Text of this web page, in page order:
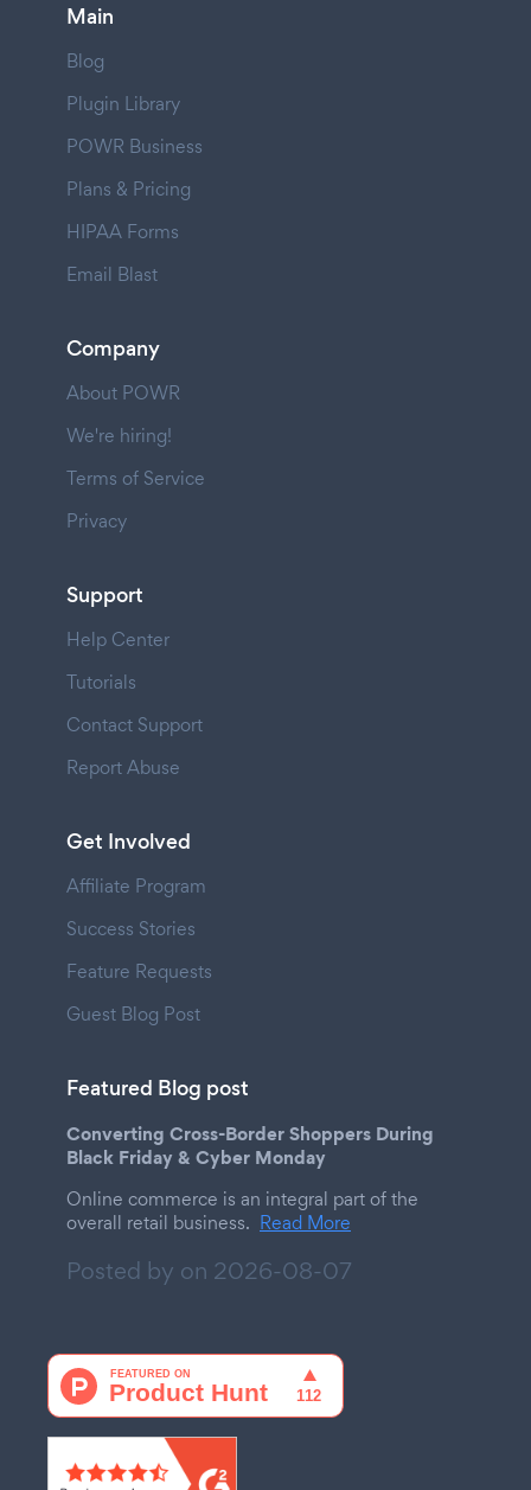
Main
Blog
Plugin Library
POWR Business
Plans & Pricing
HIPAA Forms
Email Blast
Company
About POWR
We're hiring!
Terms of Service
Privacy
Support
Help Center
Tutorials
Contact Support
Report Abuse
Get Involved
Affiliate Program
Success Stories
Feature Requests
Guest Blog Post
Featured Blog post
Converting Cross-Border Shoppers During
Black Friday & Cyber Monday
Online commerce is an integral part of the
overall retail business. Read More
Posted by on 2026-08-07